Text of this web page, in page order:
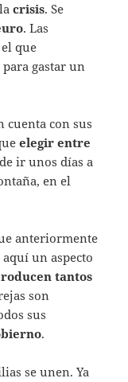
crisis. Se
. Las
que
gastar un
cuenta con sus
elegir entre
ir unos días a
en el
anteriormente
aquí un aspecto
tantos
son
sus
.
se unen. Ya